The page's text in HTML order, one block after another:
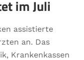
im Juli
assistierte
an. Das
Krankenkassen